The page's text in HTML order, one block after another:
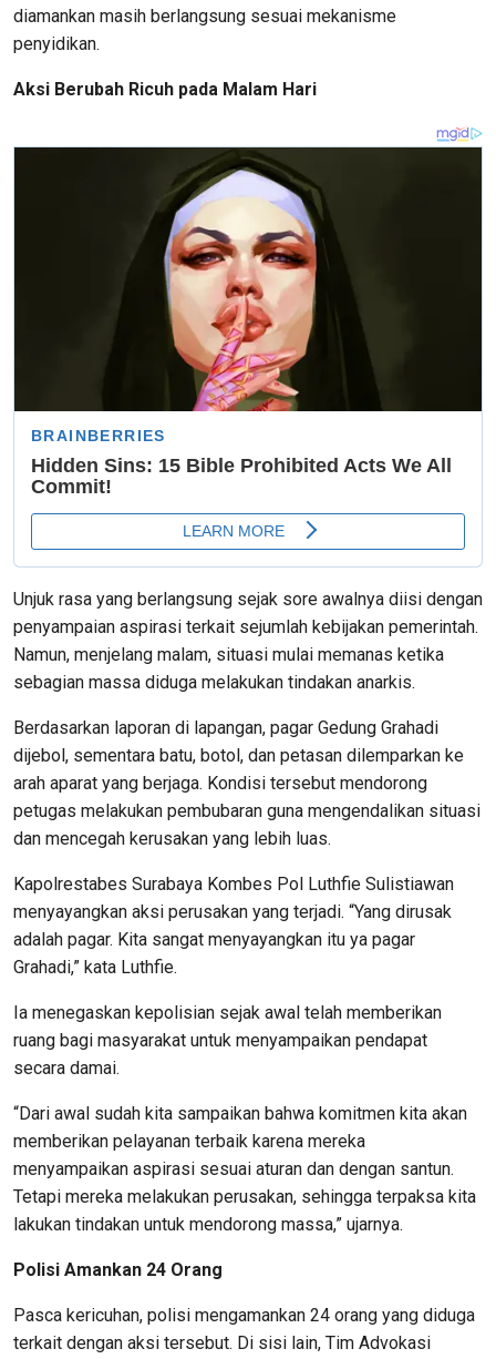
diamankan masih berlangsung sesuai mekanisme
penyidikan.
Aksi Berubah Ricuh pada Malam Hari
Unjuk rasa yang berlangsung sejak sore awalnya diisi dengan
penyampaian aspirasi terkait sejumlah kebijakan pemerintah.
Namun, menjelang malam, situasi mulai memanas ketika
sebagian massa diduga melakukan tindakan anarkis.
Berdasarkan laporan di lapangan, pagar Gedung Grahadi
dijebol, sementara batu, botol, dan petasan dilemparkan ke
arah aparat yang berjaga. Kondisi tersebut mendorong
petugas melakukan pembubaran guna mengendalikan situasi
dan mencegah kerusakan yang lebih luas.
Kapolrestabes Surabaya Kombes Pol Luthfie Sulistiawan
menyayangkan aksi perusakan yang terjadi. “Yang dirusak
adalah pagar. Kita sangat menyayangkan itu ya pagar
Grahadi,” kata Luthfie.
Ia menegaskan kepolisian sejak awal telah memberikan
ruang bagi masyarakat untuk menyampaikan pendapat
secara damai.
“Dari awal sudah kita sampaikan bahwa komitmen kita akan
memberikan pelayanan terbaik karena mereka
menyampaikan aspirasi sesuai aturan dan dengan santun.
Tetapi mereka melakukan perusakan, sehingga terpaksa kita
lakukan tindakan untuk mendorong massa,” ujarnya.
Polisi Amankan 24 Orang
Pasca kericuhan, polisi mengamankan 24 orang yang diduga
terkait dengan aksi tersebut. Di sisi lain, Tim Advokasi